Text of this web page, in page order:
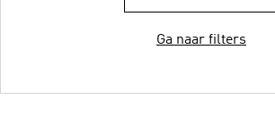
Ga naar filters